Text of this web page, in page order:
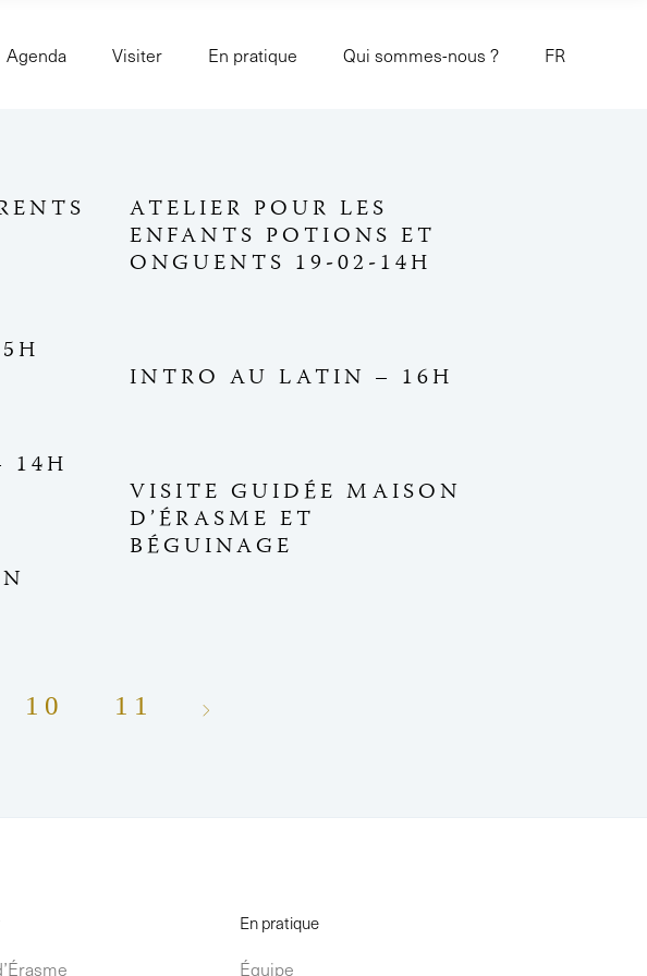
Agenda Visiter En pratique Qui sommes-nous ? FR
ATELIER POUR LES
ENFANTS POTIONS ET
ONGUENTS 19-02-14H
INTRO AU LATIN – 16H
14H
VISITE GUIDÉE MAISON
D’ÉRASME ET
BÉGUINAGE
10 11
En pratique
Équipe